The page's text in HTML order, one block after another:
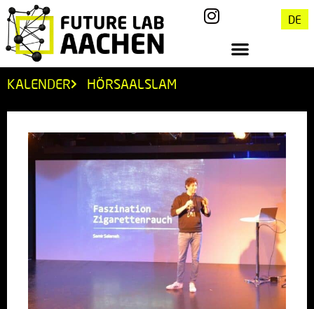
DE
KALENDER HÖRSAALSLAM